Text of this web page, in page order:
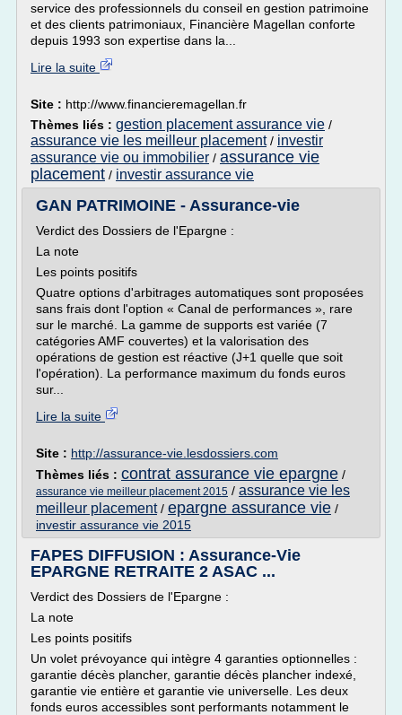
service des professionnels du conseil en gestion patrimoine
et des clients patrimoniaux, Financière Magellan conforte
depuis 1993 son expertise dans la...
Lire la suite
Site : http://www.financieremagellan.fr
Thèmes liés : gestion placement assurance vie /
assurance vie les meilleur placement/ investir
assurance vie ou immobilier / assurance vie
placement / investir assurance vie
GAN PATRIMOINE - Assurance-vie
Verdict des Dossiers de l'Epargne :
La note
Les points positifs
Quatre options d'arbitrages automatiques sont proposées
sans frais dont l'option « Canal de performances », rare
sur le marché. La gamme de supports est variée (7
catégories AMF couvertes) et la valorisation des
opérations de gestion est réactive (J+1 quelle que soit
l'opération). La performance maximum du fonds euros
sur...
Lire la suite
Site : http://assurance-vie.lesdossiers.com
Thèmes liés : contrat assurance vie epargne /
assurance vie meilleur placement 2015 / assurance vie les
meilleur placement/ epargne assurance vie /
investir assurance vie 2015
FAPES DIFFUSION : Assurance-Vie
EPARGNE RETRAITE 2 ASAC ...
Verdict des Dossiers de l'Epargne :
La note
Les points positifs
Un volet prévoyance qui intègre 4 garanties optionnelles :
garantie décès plancher, garantie décès plancher indexé,
garantie vie entière et garantie vie universelle. Les deux
fonds euros accessibles sont performants notamment le